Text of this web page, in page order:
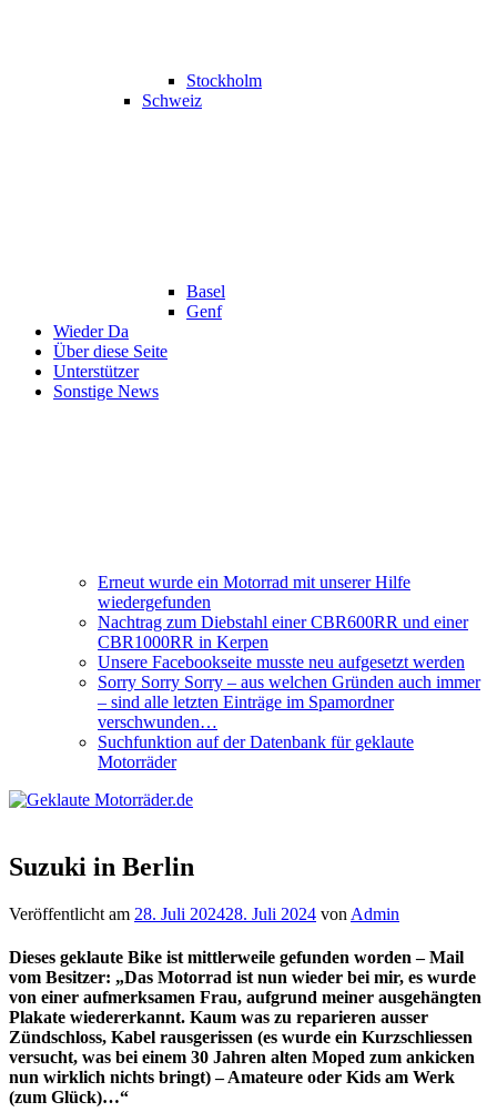
Stockholm
Schweiz
Basel
Genf
Wieder Da
Über diese Seite
Unterstützer
Sonstige News
Erneut wurde ein Motorrad mit unserer Hilfe
wiedergefunden
Nachtrag zum Diebstahl einer CBR600RR und einer
CBR1000RR in Kerpen
Unsere Facebookseite musste neu aufgesetzt werden
Sorry Sorry Sorry – aus welchen Gründen auch immer
– sind alle letzten Einträge im Spamordner
verschwunden…
Suchfunktion auf der Datenbank für geklaute
Motorräder
Suzuki in Berlin
Veröffentlicht am 28. Juli 202428. Juli 2024 von Admin
Dieses geklaute Bike ist mittlerweile gefunden worden – Mail
vom Besitzer: „Das Motorrad ist nun wieder bei mir, es wurde
von einer aufmerksamen Frau, aufgrund meiner ausgehängten
Plakate wiedererkannt. Kaum was zu reparieren ausser
Zündschloss, Kabel rausgerissen (es wurde ein Kurzschliessen
versucht, was bei einem 30 Jahren alten Moped zum ankicken
nun wirklich nichts bringt) – Amateure oder Kids am Werk
(zum Glück)…“